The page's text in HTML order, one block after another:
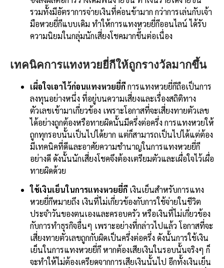
รวมทั้งมีอัตราการจ่ายเงินที่ค่อนข้ามาก กว่าการเล่นกับเจ้า
มือหวยยี่กีแบบเดิม ทำให้การแทงหวยยี่กีออนไลน์ ได้รับ
ความนิยมในกลุ่มนักเสี่ยงโชคมากขึ้นต่อเนื่อง
เทคนิคการแทงหวยยี่กีให้ถูกรางวัลมากขึ้น
เผื่อใจเอาไว้ก่อนแทงหวยยี่กีการแทงหวยยี่กีถือเป็นการ
ลงทุนอย่างหนึ่ง ที่อยู่บนความเสี่ยงและเรื่องสถิติทาง
ตัวเลขเข้ามาเกี่ยวข้อง เพราะโอกาสที่จะเสี่ยงทายตัวเลข
ได้อย่างถูกต้องหรือทายผิดนั้นมีครึ่งต่อครึ่ง การแทงหวยให้
ถูกทุกรอบนั้นเป็นไปได้ยาก แต่ก็สามารถเป็นไปได้แต่ต้อง
มีเทคนิคที่ดีและอาศัยความชำนาญในการแทงหวยยี่กี
อย่างดี ดังนั้นนักเสี่ยงโชคจึงต้องเตรียมตัวและเผื่อใจไว้เผื่อ
ทายผิดด้วย
ใช้เงินเย็นในการแทงหวยยี่กี เงินเย็นสำหรับการแทง
หวยยี่กีหมายถึง เงินที่ไม่เกี่ยวข้องกับการใช้จ่ายในชีวิต
ประจำวันของตนเองและครอบครัว หรือเงินที่ไม่เกี่ยวข้อง
กับการทำธุรกิจอื่นๆ เพราะอย่างที่กล่าวไปแล้ว โอกาสที่จะ
เสี่ยงทายตัวเลขถูกกับผิดเป็นครึ่งต่อครึ่ง ดังนั้นการใช้เงิน
เย็นในการแทงหวยยี่กี หากต้องเสียเงินในรอบนั้นจริงๆ ก็
จะทำให้ไม่ต้องเครียดจากการเสียเงินนั้นไป อีกทั้งเงินเย็น